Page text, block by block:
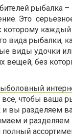
рыбалка –
Это
вида рыбалки,
виды удочки
вещей, без
чтобы ваша
и вы разделяем
и